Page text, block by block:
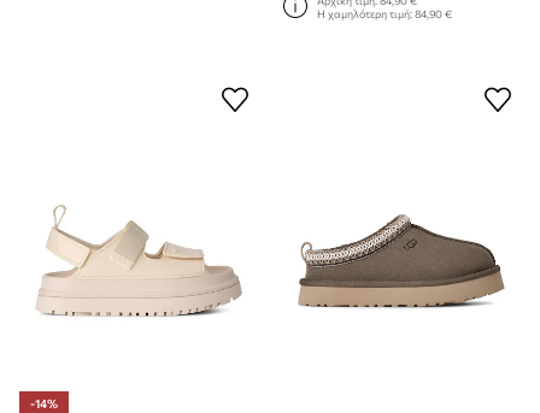
Η χαμηλότερη τιμή:84,90 €
-14%